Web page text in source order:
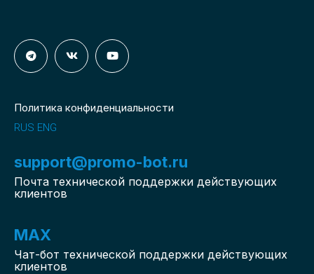
Политика конфиденциальности
RUS ENG
support@promo-bot.ru
Почта технической поддержки действующих
клиентов
MAX
Чат-бот технической поддержки действующих
клиентов